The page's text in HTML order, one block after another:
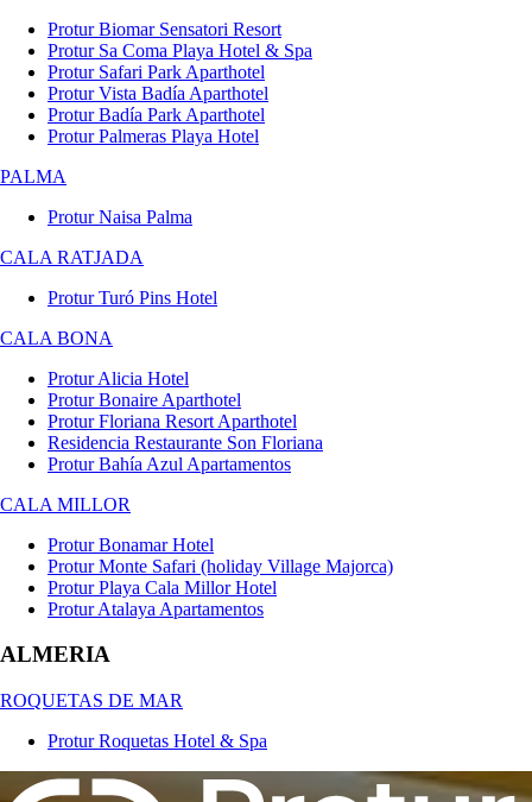
Protur Biomar Sensatori Resort
Protur Sa Coma Playa Hotel & Spa
Protur Safari Park Aparthotel
Protur Vista Badía Aparthotel
Protur Badía Park Aparthotel
Protur Palmeras Playa Hotel
PALMA
Protur Naisa Palma
CALA RATJADA
Protur Turó Pins Hotel
CALA BONA
Protur Alicia Hotel
Protur Bonaire Aparthotel
Protur Floriana Resort Aparthotel
Residencia Restaurante Son Floriana
Protur Bahía Azul Apartamentos
CALA MILLOR
Protur Bonamar Hotel
Protur Monte Safari (holiday Village Majorca)
Protur Playa Cala Millor Hotel
Protur Atalaya Apartamentos
ALMERIA
ROQUETAS DE MAR
Protur Roquetas Hotel & Spa